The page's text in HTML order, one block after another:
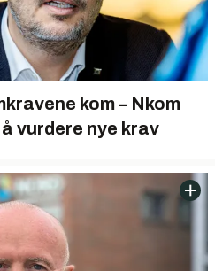
kom – Nkom
vurdere nye krav